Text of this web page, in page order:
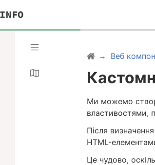
Веб
Ми можемо
властивостями,
Після
HTML-
Це чудово,